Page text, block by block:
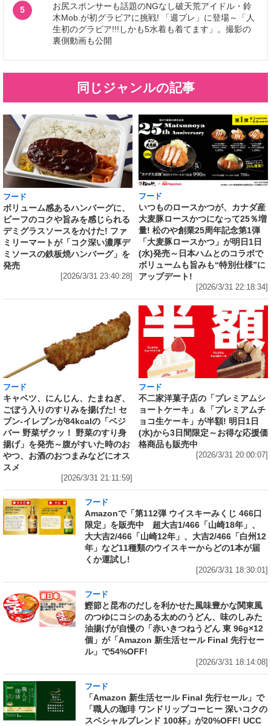
5
お尻スポンサーも話題のNGなし破天荒アイドル・鈴
木Mob.が初グラビアに挑戦! 「週プレ」に登場～「人
生初のグラビア!!!しかも5水着も着てます」。撮影の
裏側動画も公開
同じジャンルの記事
フード
ボリューム感あるハンバーグに、
ビーフのコクや旨みを感じられる
デミグラスソースをかけた! ファ
ミリーマートが「コク深い濃厚デ
ミソースの鉄板焼ハンバーグ」を
発売
[2026/3/31 23:40:28]
フード
いつものロースかつが、カナダ産
大麦豚ロースかつになって25％増
量! 松のや創業25周年記念第1弾
「大麦豚ロースかつ」が明日1日
(水)発売～日本ハムとのコラボで
ボリュームも旨みも“特別仕様”に
アップデート!
[2026/3/31 22:18:34]
フード
キャベツ、にんじん、たまねぎ、
ごぼう入りのすりみを揚げた! セ
ブン‐イレブンが84kcalの「ベジ
バー 野菜ザクッ！ 野菜のすり身
揚げ」を発売～腹がすいた時のお
やつ、お酒のおつまみなどにオス
スメ
[2026/3/31 21:11:59]
フード
不二家洋菓子店の「プレミアムシ
ョートケーキ」＆「プレミアムチ
ョコ生ケーキ」が半額! 明日1日
(水)から3日間限定～お得な応援価
格商品も販売中
[2026/3/31 20:00:07]
フード
Amazonで「第112弾 ウイスキーみくじ 466口
限定」を販売中 超大吉1/466「山崎18年」、
大大吉2/466「山崎12年」、大吉2/466「白州12
年」など11種類のウイスキーからどの1本が届
くか運試し!
[2026/3/31 18:30:01]
フード
鰹節と昆布のだしを利かせた風味豊かな関東風
のつゆにコシのある太めのうどん、味のしみた
油揚げが自慢の「赤いきつねうどん 東 96g×12
個」が「Amazon 新生活セール Final 先行セー
ル」で54%OFF!
[2026/3/31 18:14:08]
フード
「Amazon 新生活セール Final 先行セール」で
「職人の珈琲 ワンドリップコーヒー 深いコクの
スペシャルブレンド 100杯」が20%OFF! UCC